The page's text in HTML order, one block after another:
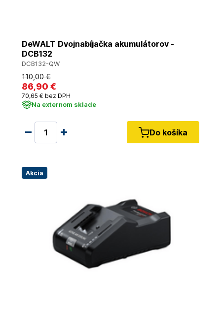
DeWALT Dvojnabíjačka akumulátorov -
DCB132
DCB132-QW
110,00 €
86,90 €
70,65 € bez DPH
Na externom sklade
Do košíka
Akcia